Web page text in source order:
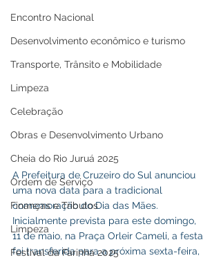
Encontro Nacional
Desenvolvimento econômico e turismo
Transporte, Trânsito e Mobilidade
Limpeza
Celebração
Obras e Desenvolvimento Urbano
Cheia do Rio Juruá 2025
Ordem de Serviço
Finanças e Tributos
Limpeza
Festival da Farinha 2025
A Prefeitura de Cruzeiro do Sul anunciou
uma nova data para a tradicional
comemoração do Dia das Mães.
Inicialmente prevista para este domingo,
11 de maio, na Praça Orleir Cameli, a festa
foi transferida para a próxima sexta-feira,